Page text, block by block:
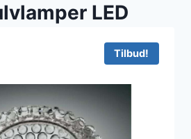
LED
Tilbud!